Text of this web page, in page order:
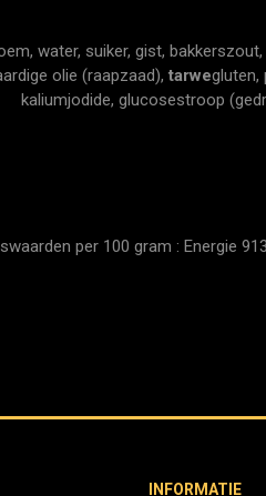
water, suiker, gist,
olie (raapzaad), tarwegluten,
kaliumjodide, glucosestroop
per 100 gram : Energie
INFORMATIE